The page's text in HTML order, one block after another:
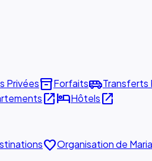
Privéesinventory_2Forfaitsairport_shuttleTransferts
open_in_newhotelHôtelsopen_in_new
favoriteOrganisation de